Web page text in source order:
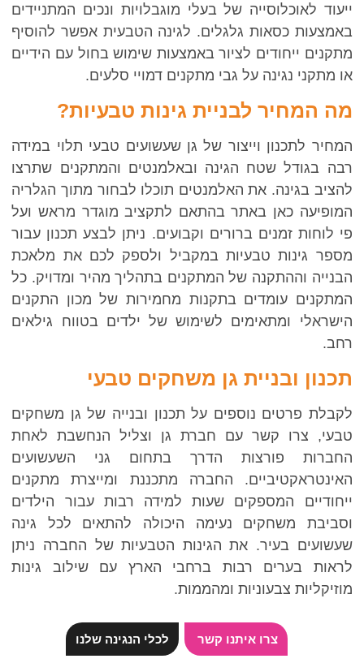
ייעוד לאוכלוסייה של בעלי מוגבלויות ונכים המתניידים
באמצעות כסאות גלגלים. לגינה הטבעית אפשר להוסיף
מתקנים ייחודים לציור באמצעות שימוש בחול עם הידיים
או מתקני נגינה על גבי מתקנים דמויי סלעים.
מה המחיר לבניית גינות טבעיות?
המחיר לתכנון וייצור של גן שעשועים טבעי תלוי במידה
רבה בגודל שטח הגינה ובאלמנטים והמתקנים שתרצו
להציב בגינה. את האלמנטים תוכלו לבחור מתוך הגלריה
המופיעה כאן באתר בהתאם לתקציב מוגדר מראש ועל
פי לוחות זמנים ברורים וקבועים. ניתן לבצע תכנון עבור
מספר גינות טבעיות במקביל ולספק לכם את מלאכת
הבנייה וההתקנה של המתקנים בתהליך מהיר ומדויק. כל
המתקנים עומדים בתקנות מחמירות של מכון התקנים
הישראלי ומתאימים לשימוש של ילדים בטווח גילאים
רחב.
תכנון ובניית גן משחקים טבעי
לקבלת פרטים נוספים על תכנון ובנייה של גן משחקים
טבעי, צרו קשר עם חברת גן וצליל הנחשבת לאחת
החברות פורצות הדרך בתחום גני השעשועים
האינטראקטיביים. החברה מתכננת ומייצרת מתקנים
ייחודיים המספקים שעות למידה רבות עבור הילדים
וסביבת משחקים נעימה היכולה להתאים לכל גינה
שעשועים בעיר. את הגינות הטבעיות של החברה ניתן
לראות בערים רבות ברחבי הארץ עם שילוב גינות
מוזיקליות צבעוניות ומהממות.
צרו איתנו קשר לכלי הנגינה שלנו